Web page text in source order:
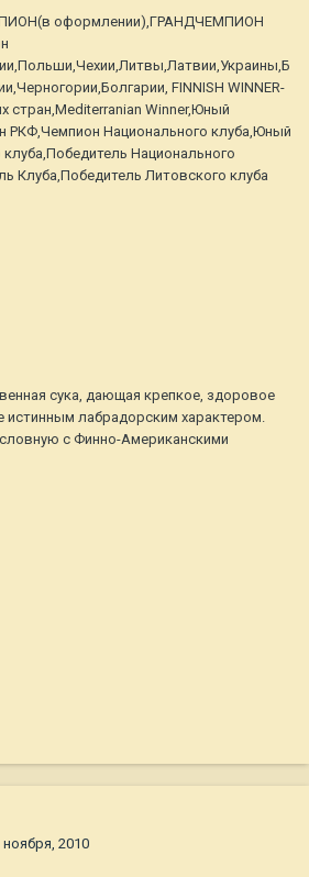
оформлении),ГРАНДЧЕМПИОН
FINNISH WINNER-
стран,Mediterranian Winner,Юный
РКФ,Чемпион Национального клуба,Юный
Национального
Клуба,Победитель Литовского клуба
сука, дающая крепкое, здоровое
лабрадорским характером.
с Финно-Американскими
ноября, 2010